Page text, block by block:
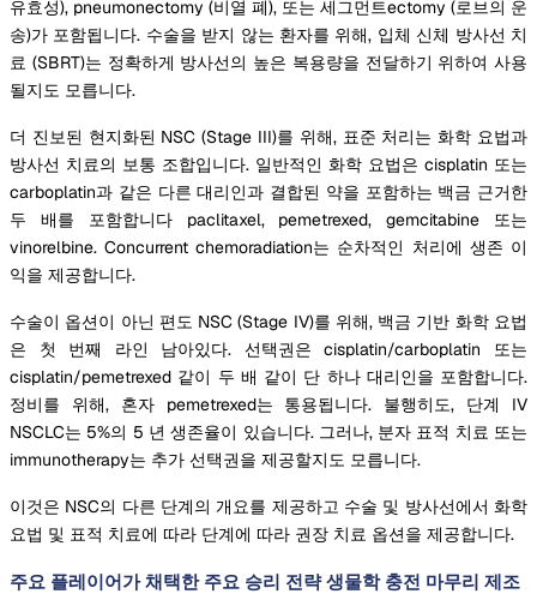
유효성), pneumonectomy (비열 폐), 또는 세그먼트ectomy (로브의 운
송)가 포함됩니다. 수술을 받지 않는 환자를 위해, 입체 신체 방사선 치
료 (SBRT)는 정확하게 방사선의 높은 복용량을 전달하기 위하여 사용
될지도 모릅니다.
더 진보된 현지화된 NSC (Stage III)를 위해, 표준 처리는 화학 요법과
방사선 치료의 보통 조합입니다. 일반적인 화학 요법은 cisplatin 또는
carboplatin과 같은 다른 대리인과 결합된 약을 포함하는 백금 근거한
두 배를 포함합니다 paclitaxel, pemetrexed, gemcitabine 또는
vinorelbine. Concurrent chemoradiation는 순차적인 처리에 생존 이
익을 제공합니다.
수술이 옵션이 아닌 편도 NSC (Stage IV)를 위해, 백금 기반 화학 요법
은 첫 번째 라인 남아있다. 선택권은 cisplatin/carboplatin 또는
cisplatin/pemetrexed 같이 두 배 같이 단 하나 대리인을 포함합니다.
정비를 위해, 혼자 pemetrexed는 통용됩니다. 불행히도, 단계 IV
NSCLC는 5%의 5 년 생존율이 있습니다. 그러나, 분자 표적 치료 또는
immunotherapy는 추가 선택권을 제공할지도 모릅니다.
이것은 NSC의 다른 단계의 개요를 제공하고 수술 및 방사선에서 화학
요법 및 표적 치료에 따라 단계에 따라 권장 치료 옵션을 제공합니다.
주요 플레이어가 채택한 주요 승리 전략 생물학 충전 마무리 제조